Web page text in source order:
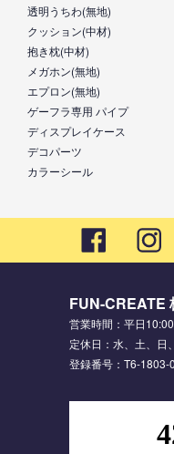
透明うちわ(無地)
クッション(中材)
抱き枕(中材)
メガホン(無地)
エプロン(無地)
ゲーフラ専用 パイプ
ディスプレイケース
デコパーツ
カラーシール
FUN-CREATE
営業時間：平日
定休日：水、土、日
登録番号：T6-1803-